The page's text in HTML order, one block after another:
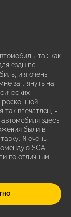
так как
езды по
и я очень
заглянуть на
роскошной
так впечатлен, -
здесь
были в
Я очень
SCA
по отличным